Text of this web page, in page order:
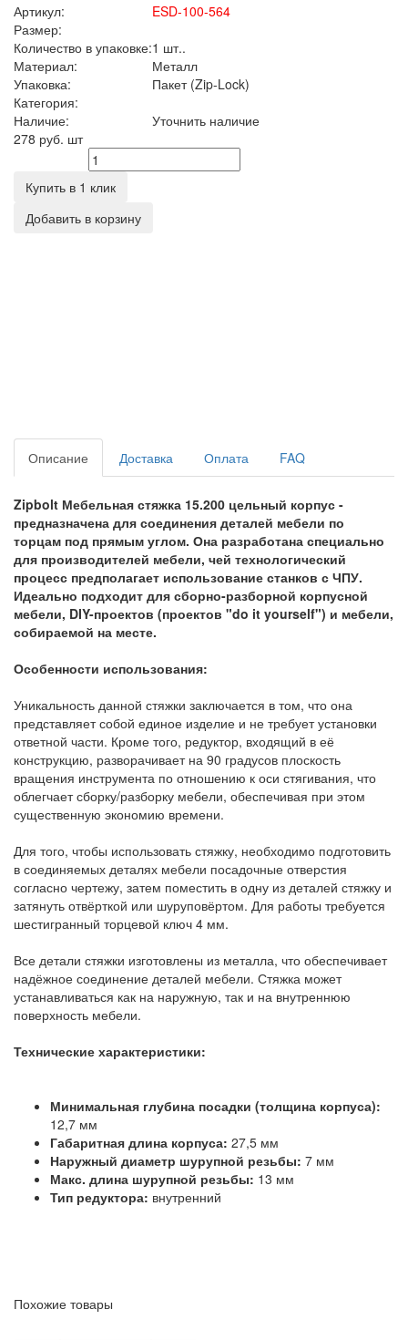
Артикул:
ESD-100-564
Размер:
Количество в упаковке:1 шт..
Материал:
Металл
Упаковка:
Пакет (Zip-Lock)
Категория:
Наличие:
Уточнить наличие
278 руб. шт
Купить в 1 клик
Добавить в корзину
Описание Доставка Оплата FAQ
Zipbolt Мебельная стяжка 15.200 цельный корпус -
предназначена для соединения деталей мебели по
торцам под прямым углом. Она разработана специально
для производителей мебели, чей технологический
процесс предполагает использование станков с ЧПУ.
Идеально подходит для сборно-разборной корпусной
мебели, DIY-проектов (проектов "do it yourself") и мебели,
собираемой на месте.
Особенности использования:
Уникальность данной стяжки заключается в том, что она
представляет собой единое изделие и не требует установки
ответной части. Кроме того, редуктор, входящий в её
конструкцию, разворачивает на 90 градусов плоскость
вращения инструмента по отношению к оси стягивания, что
облегчает сборку/разборку мебели, обеспечивая при этом
существенную экономию времени.
Для того, чтобы использовать стяжку, необходимо подготовить
в соединяемых деталях мебели посадочные отверстия
согласно чертежу, затем поместить в одну из деталей стяжку и
затянуть отвёрткой или шуруповёртом. Для работы требуется
шестигранный торцевой ключ 4 мм.
Все детали стяжки изготовлены из металла, что обеспечивает
надёжное соединение деталей мебели. Стяжка может
устанавливаться как на наружную, так и на внутреннюю
поверхность мебели.
Технические характеристики:
Минимальная глубина посадки (толщина корпуса):
12,7 мм
Габаритная длина корпуса: 27,5 мм
Наружный диаметр шурупной резьбы: 7 мм
Макс. длина шурупной резьбы: 13 мм
Тип редуктора: внутренний
Похожие товары